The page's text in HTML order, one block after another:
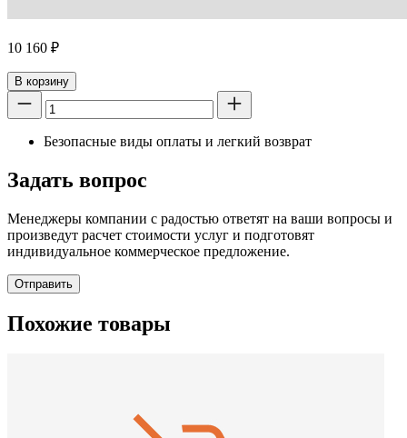
10 160 ₽
В корзину
Безопасные виды оплаты и легкий возврат
Задать вопрос
Менеджеры компании с радостью ответят на ваши вопросы и
произведут расчет стоимости услуг и подготовят
индивидуальное коммерческое предложение.
Отправить
Похожие товары